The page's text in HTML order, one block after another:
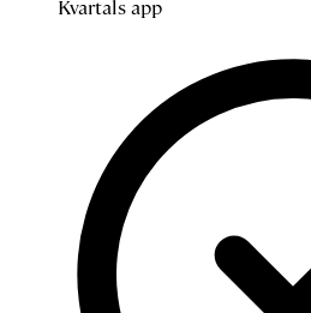
Kvartals app